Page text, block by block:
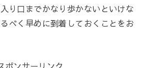
り口までかなり歩かないといけな
べく早めに到着しておくことをお